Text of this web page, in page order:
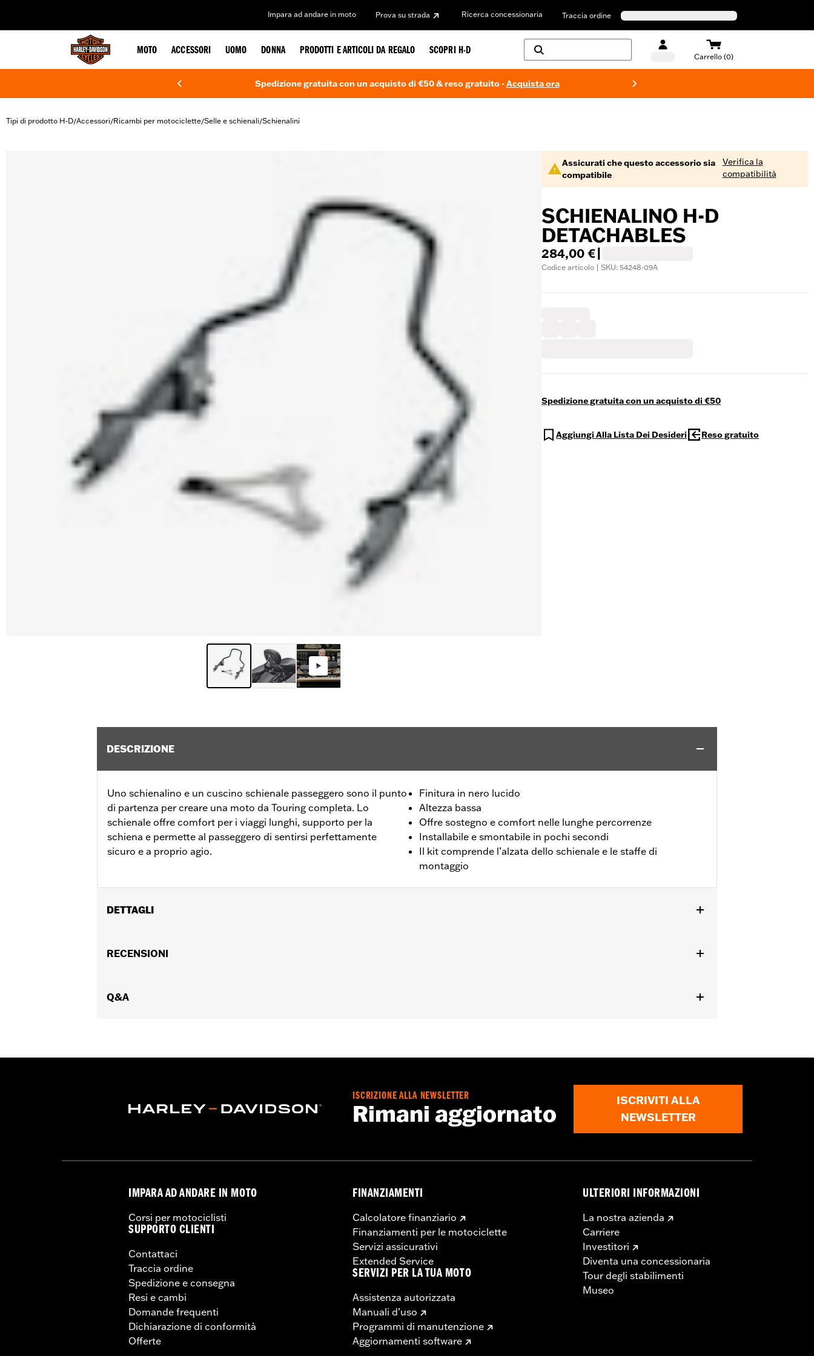
Impara ad andare in moto Prova su strada Ricerca concessionaria Traccia ordine
MOTO ACCESSORI UOMO DONNA PRODOTTI E ARTICOLI DA REGALO SCOPRI H-D
Carrello (0)
Spedizione gratuita con un acquisto di €50 & reso gratuito -Acquista ora
Tipi di prodotto H-D/Accessori/Ricambi per motociclette/Selle e schienali/Schienalini
Assicurati che questo accessorio sia
compatibile
Verifica la
compatibilità
SCHIENALINO H-D
DETACHABLES
284,00 €
Codice articolo | SKU: 54248-09A
Spedizione gratuita con un acquisto di €50
Aggiungi Alla Lista Dei Desideri Reso gratuito
DESCRIZIONE
Uno schienalino e un cuscino schienale passeggero sono il punto
di partenza per creare una moto da Touring completa. Lo
schienale offre comfort per i viaggi lunghi, supporto per la
schiena e permette al passeggero di sentirsi perfettamente
sicuro e a proprio agio.
Finitura in nero lucido
Altezza bassa
Offre sostegno e comfort nelle lunghe percorrenze
Installabile e smontabile in pochi secondi
Il kit comprende l’alzata dello schienale e le staffe di
montaggio
DETTAGLI
Touring dal ‘09 in poi dotati di bagaglio Tour-Pak® con attacco rigido richiedono l’acquisto del Tour-Pak® della serie H-D®
Per i modelli FLTRXSTSE dal '25 in poi e FLHXSTSE dal '26 in poi è necessario acquistare separatamente il kit hardware P/N 54000337.
Forma:Barra a sezione tonda
UDM altezza materiale:Pollici
RECENSIONI
Q&A
ISCRIZIONE ALLA NEWSLETTER
Rimani aggiornato
ISCRIVITI ALLA
NEWSLETTER
IMPARA AD ANDARE IN MOTO
Corsi per motociclisti
SUPPORTO CLIENTI
Contattaci
Traccia ordine
Spedizione e consegna
Resi e cambi
Domande frequenti
Dichiarazione di conformità
Offerte
FINANZIAMENTI
Calcolatore finanziario
Finanziamenti per le motociclette
Servizi assicurativi
Extended Service
SERVIZI PER LA TUA MOTO
Assistenza autorizzata
Manuali d’uso
Programmi di manutenzione
Aggiornamenti software
ULTERIORI INFORMAZIONI
La nostra azienda
Carriere
Investitori
Diventa una concessionaria
Tour degli stabilimenti
Museo